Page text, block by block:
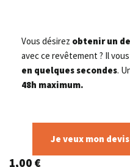
Vous désirez obtenir un
avec ce revêtement ? Il
en quelques secondes.
48h maximum.
Je veux mon
1,00 €